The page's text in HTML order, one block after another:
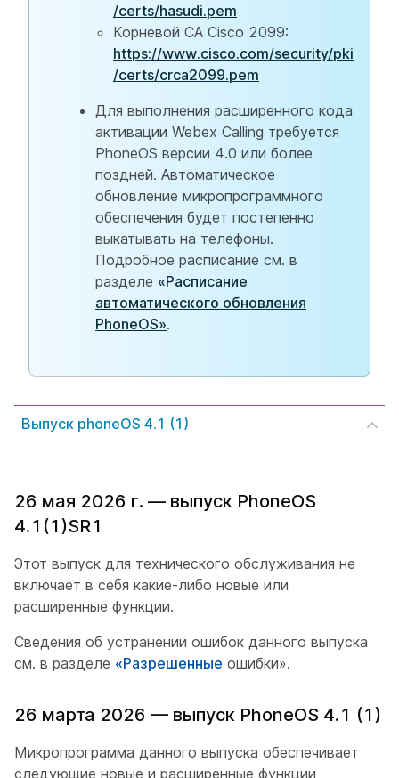
/certs/hasudi.pem
Корневой CA Cisco 2099:
https://www.cisco.com/security/pki
/certs/crca2099.pem
Для выполнения расширенного кода
активации Webex Calling требуется
PhoneOS версии 4.0 или более
поздней. Автоматическое
обновление микропрограммного
обеспечения будет постепенно
выкатывать на телефоны.
Подробное расписание см. в
разделе «Расписание
автоматического обновления
PhoneOS».
Выпуск phoneOS 4.1 (1)
26 мая 2026 г. — выпуск PhoneOS
4.1(1)SR1
Этот выпуск для технического обслуживания не
включает в себя какие-либо новые или
расширенные функции.
Сведения об устранении ошибок данного выпуска
см. в разделе «Разрешенные ошибки».
26 марта 2026 — выпуск PhoneOS 4.1 (1)
Микропрограмма данного выпуска обеспечивает
следующие новые и расширенные функции